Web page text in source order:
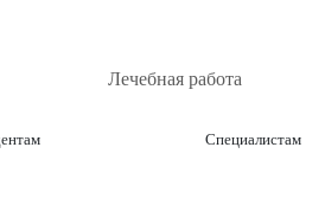
Лечебная работа
Специалистам